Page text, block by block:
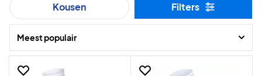
Kousen Filters
Meest populair